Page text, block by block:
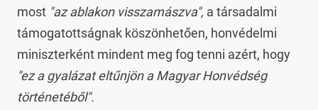
most "az ablakon visszamászva", a társadalmi
támogatottságnak köszönhetően, honvédelmi
miniszterként mindent meg fog tenni azért, hogy
"ez a gyalázat eltűnjön a Magyar Honvédség
történetéből".